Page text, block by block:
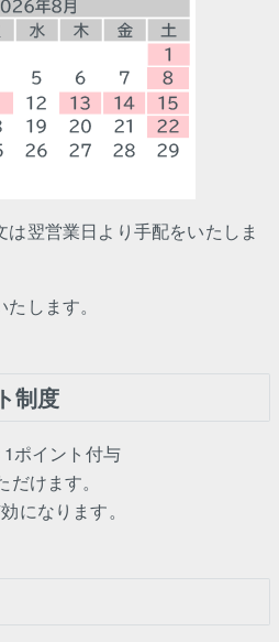
翌営業日より手配をいたしま
します。
制度
ポイント付与
けます。
になります。